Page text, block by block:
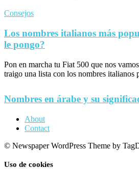
Consejos
Los nombres italianos más
le pongo?
Pon en marcha tu Fiat 500 que nos
traigo una lista con los nombres italianos
Nombres en árabe y su
About
Contact
© Newspaper WordPress Theme by
Uso de cookies